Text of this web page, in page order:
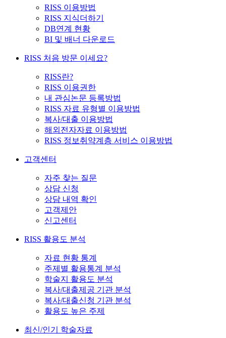
RISS 이용방법
RISS 지식더하기
DB연계 현황
BI 및 배너 다운로드
RISS 처음 방문 이세요?
RISS란?
RISS 이용권한
내 관심논문 등록방법
RISS 자료 유형별 이용방법
복사/대출 이용방법
해외전자자료 이용방법
RISS 정보취약계층 서비스 이용방법
고객센터
자주 찾는 질문
상담 신청
상담 내역 확인
고객제안
신고센터
RISS 활용도 분석
자료 현황 통계
주제별 활용통계 분석
학술지 활용도 분석
복사/대출제공 기관 분석
복사/대출신청 기관 분석
활용도 높은 주제
최신/인기 학술자료